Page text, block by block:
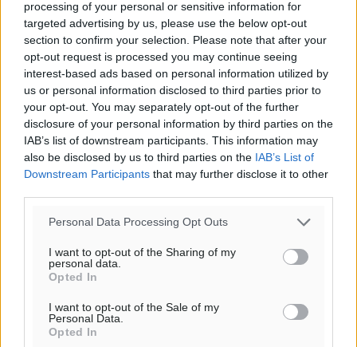
processing of your personal or sensitive information for
targeted advertising by us, please use the below opt-out
section to confirm your selection. Please note that after your
opt-out request is processed you may continue seeing
interest-based ads based on personal information utilized by
us or personal information disclosed to third parties prior to
your opt-out. You may separately opt-out of the further
disclosure of your personal information by third parties on the
IAB’s list of downstream participants. This information may
also be disclosed by us to third parties on the IAB’s List of
Downstream Participants that may further disclose it to other
Personal Data Processing Opt Outs
I want to opt-out of the Sharing of my
personal data.
Opted In
I want to opt-out of the Sale of my
Personal Data.
Opted In
Υπενθύμιση:
Για την μερική αναπαραγωγή της είδησης από άλλες
ιστοσελίδες είναι απαραίτητη η χρήση του παρακάτω
παρεχόμενου συνδέσμου παραπομπής προς το άρθρο
της Δημοκρατικής.
αίθριος καιρός